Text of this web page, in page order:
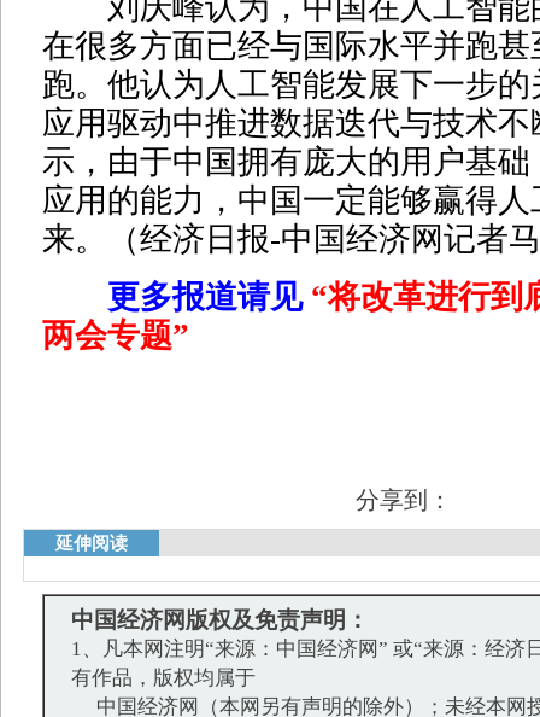
刘庆峰认为，中国在人工智能
在很多方面已经与国际水平并跑
跑。他认为人工智能发展下一步
应用驱动中推进数据迭代与技术
示，由于中国拥有庞大的用户基
应用的能力，中国一定能够赢得
来。（经济日报-中国经济网记者
更多报道请见 “将改革进行
两会专题”
分享到：
延伸阅读
中国经济网版权及免责声明：
1、凡本网注明“来源：中国经济网” 或“来源：经济
有作品，版权均属于
中国经济网（本网另有声明的除外）；未经本网